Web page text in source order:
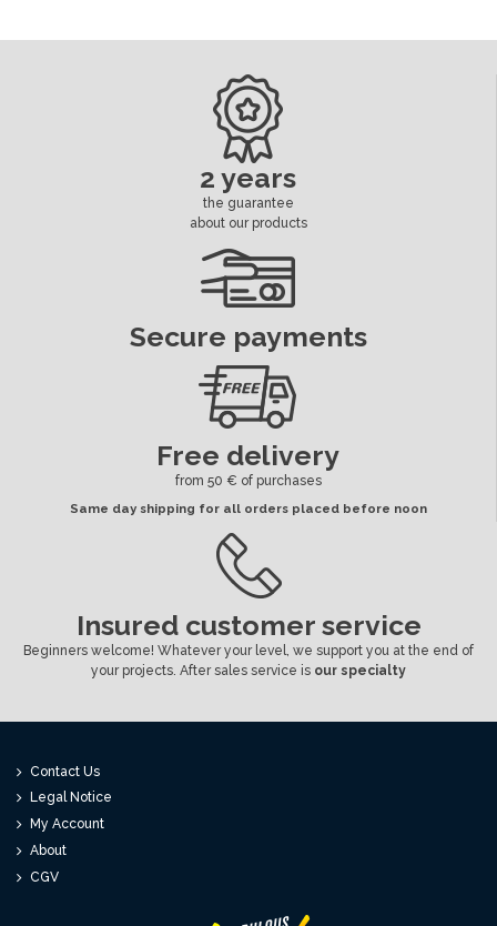
6.3 mm
Séparé
2 years
the guarantee
about our products
Secure payments
Free delivery
from 50 € of purchases
Same day shipping for all orders placed before noon
Insured customer service
Beginners welcome! Whatever your level, we support you at the end of
your projects. After sales service is our specialty
Contact Us
Legal Notice
My Account
About
CGV